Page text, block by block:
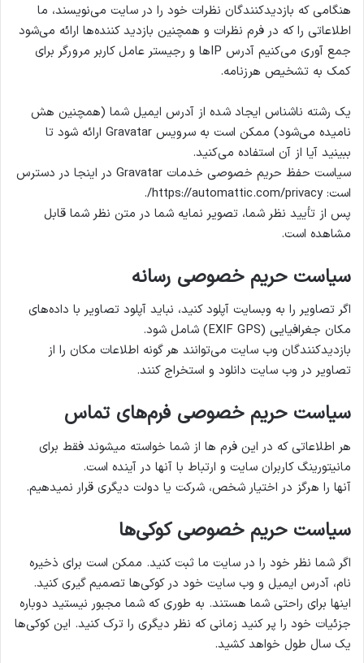
هنگامی که بازدیدکنندگان نظرات خود را در سایت می‌نویسند، ما
اطلاعاتی را که در فرم نظرات و همچنین بازدید کننده‌ها ارائه می‌شود
جمع آوری می‌کنیم آدرس IPها و رجیستر عامل کاربر مرورگر برای
کمک به تشخیص هرزنامه.
یک رشته ناشناس ایجاد شده از آدرس ایمیل شما (همچنین هش
نامیده می‌شود) ممکن است به سرویس Gravatar ارائه شود تا
ببینید آیا از آن استفاده می‌کنید.
سیاست حفظ حریم خصوصی خدمات Gravatar در اینجا در دسترس
است: https://automattic.com/privacy/.
پس از تأیید نظر شما، تصویر نمایه شما در متن نظر شما قابل
مشاهده است.
سیاست حریم خصوصی رسانه
اگر تصاویر را به وبسایت آپلود کنید، نباید آپلود تصاویر با داده‌های
مکان جغرافیایی (EXIF GPS) شامل شود.
بازدیدکنندگان وب سایت می‌توانند هر گونه اطلاعات مکان را از
تصاویر در وب سایت دانلود و استخراج کنند.
سیاست حریم خصوصی فرم‌های تماس
هر اطلاعاتی که در این فرم ها از شما خواسته میشوند فقط برای
مانیتورینگ کاربران سایت و ارتباط با آنها در آینده است.
آنها را هرگز در اختیار شخص، شرکت یا دولت دیگری قرار نمیدهیم.
سیاست حریم خصوصی کوکی‌ها
اگر شما نظر خود را در سایت ما ثبت کنید. ممکن است برای ذخیره
نام، آدرس ایمیل و وب سایت خود در کوکی‌ها تصمیم گیری کنید.
اینها برای راحتی شما هستند. به طوری که شما مجبور نیستید دوباره
جزئیات خود را پر کنید زمانی که نظر دیگری را ترک کنید. این کوکی‌ها
یک سال طول خواهد کشید.